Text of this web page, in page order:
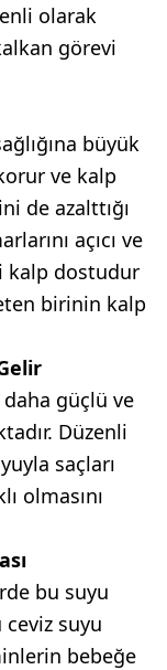
olarak
görevi
büyük
ve kalp
de azalttığı
açıcı ve
kalp dostudur
birinin kalp
daha güçlü ve
Düzenli
saçları
olmasını
bu suyu
suyu
bebeğe